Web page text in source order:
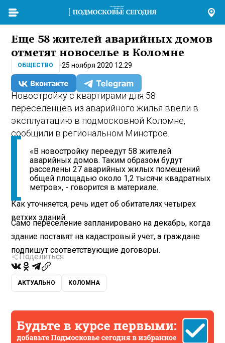
Еще 58 жителей аварийных домов
отметят новоселье в Коломне
ОБЩЕСТВО 25 ноября 2020 12:29
Новостройку с квартирами для 58
переселенцев из аварийного жилья ввели в
эксплуатацию в подмосковной Коломне,
сообщили в региональном Минстрое.
«В новостройку переедут 58 жителей
аварийных домов. Таким образом будут
расселены 27 аварийных жилых помещений
общей площадью около 1,2 тысячи квадратных
метров», - говорится в материале.
Как уточняется, речь идет об обитателях четырех
ветхих зданий.
Само переселение запланировано на декабрь, когда
здание поставят на кадастровый учет, а граждане
подпишут соответствующие договоры.
Поделиться
АКТУАЛЬНО КОЛОМНА